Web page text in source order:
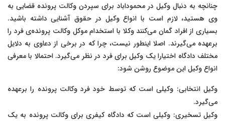
چنانچه به دنبال وکیل در محموداباد برای سپردن وکالت پرونده قضایی به
وی هستید، لازم است با انواع وکیل در حقوق آشنایی داشته باشید.
بسیاری از افراد گمان می‌کنند وکلا با استخدام موکل وکالت پرونده‌ی فرد را
برعهده می‌گیرند. اصلا اینطور نیست، چرا که در برخی از دعاوی به دلایل
مختلف دادگاه اختیارا یک وکیل برای فرد در نظر می‌گیرد. احتمالا با معرفی
انواع وکیل این موضوع روشن شود:
وکیل انتخابی: وکیلی است که توسط خود فرد وکالت پرونده را برعهده
می‌گیرد.
وکیل تسخیری: وکیلی است که دادگاه کیفری برای وکالت پرونده به یک